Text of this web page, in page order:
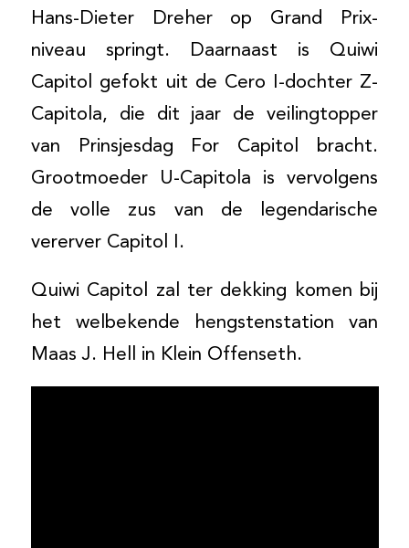
Hans-Dieter Dreher op Grand Prix-
niveau springt. Daarnaast is Quiwi
Capitol gefokt uit de Cero I-dochter Z-
Capitola, die dit jaar de veilingtopper
van Prinsjesdag For Capitol bracht.
Grootmoeder U-Capitola is vervolgens
de volle zus van de legendarische
vererver Capitol I.
Quiwi Capitol zal ter dekking komen bij
het welbekende hengstenstation van
Maas J. Hell in Klein Offenseth.